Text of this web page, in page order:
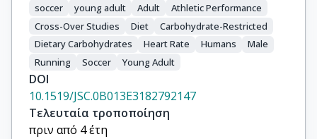
soccer
young adult Adult
Athletic Performance
Cross-Over Studies
Diet
Carbohydrate-Restricted
Dietary Carbohydrates
Heart Rate Humans
Male
Running
Soccer Young Adult
DOI
10.1519/JSC.0B013E3182792147
Τελευταία τροποποίηση
πριν από 4 έτη